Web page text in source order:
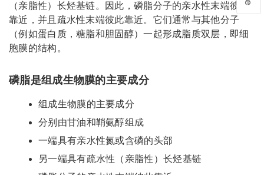
（亲脂性）长烃基链。因此，磷脂分子的亲水性末端彼此
靠近，并且疏水性末端彼此靠近。它们通常与其他分子
（例如蛋白质，糖脂和胆固醇）一起形成脂质双层，即细
胞膜的结构。
磷脂是组成生物膜的主要成分
组成生物膜的主要成分
分别由甘油和鞘氨醇组成
一端具有亲水性氮或含磷的头部
另一端具有疏水性（亲脂性）长烃基链
1、info@shochem.com；2